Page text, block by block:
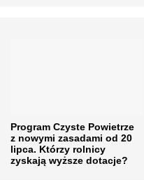
Program Czyste Powietrze
z nowymi zasadami od 20
lipca. Którzy rolnicy
zyskają wyższe dotacje?